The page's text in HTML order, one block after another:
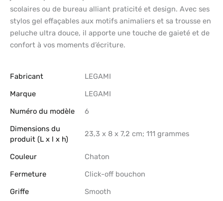
scolaires ou de bureau alliant praticité et design. Avec ses
stylos gel effaçables aux motifs animaliers et sa trousse en
peluche ultra douce, il apporte une touche de gaieté et de
confort à vos moments d’écriture.
Fabricant
‎LEGAMI
Marque
‎LEGAMI
Numéro du modèle
‎6
Dimensions du
produit (L x l x h)
‎23,3 x 8 x 7,2 cm; 111 grammes
Couleur
‎Chaton
Fermeture
‎Click-off bouchon
Griffe
‎Smooth